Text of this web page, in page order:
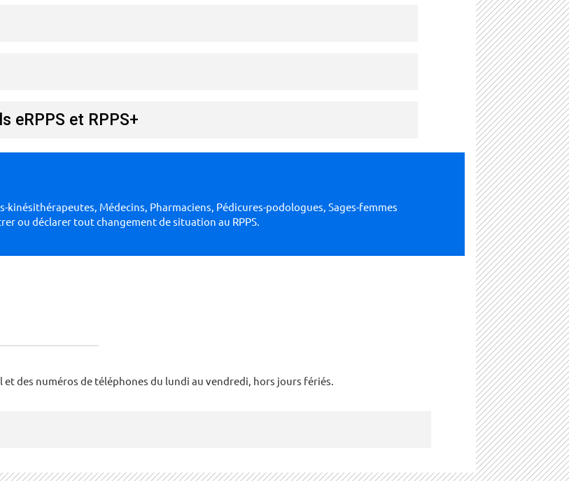
eRPPS et RPPS+
Médecins, Pharmaciens, Pédicures-podologues, Sages-femmes
ou déclarer tout changement de situation au RPPS.
des numéros de téléphones du lundi au vendredi, hors jours fériés.